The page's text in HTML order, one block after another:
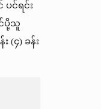
င်ရင်း
ပို့သူ
(၄) ခန်း